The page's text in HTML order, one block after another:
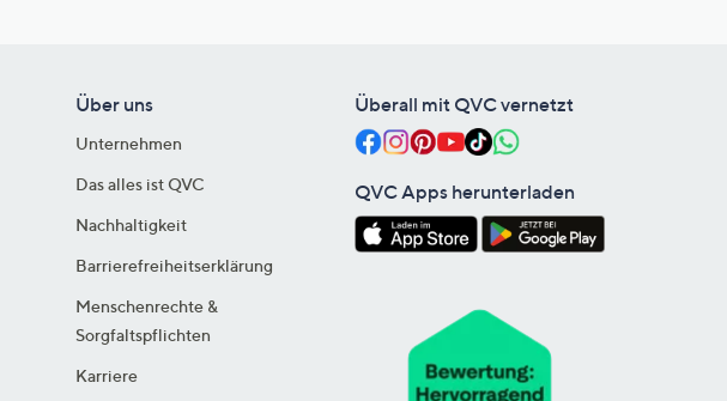
Über uns
Unternehmen
Das alles ist QVC
Nachhaltigkeit
Barrierefreiheitserklärung
Menschenrechte &
Sorgfaltspflichten
Karriere
Überall mit QVC vernetzt
QVC Apps herunterladen